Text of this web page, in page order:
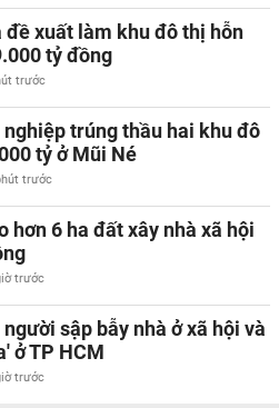
đề xuất làm khu đô thị hỗn
tỷ đồng
trước
trúng thầu hai khu đô
tỷ ở Mũi Né
trước
hơn 6 ha đất xây nhà xã hội
trước
sập bẫy nhà ở xã hội và
ở TP HCM
trước